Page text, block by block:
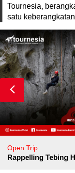
Tournesia,
satu
Open Trip
Rappelling Tebing